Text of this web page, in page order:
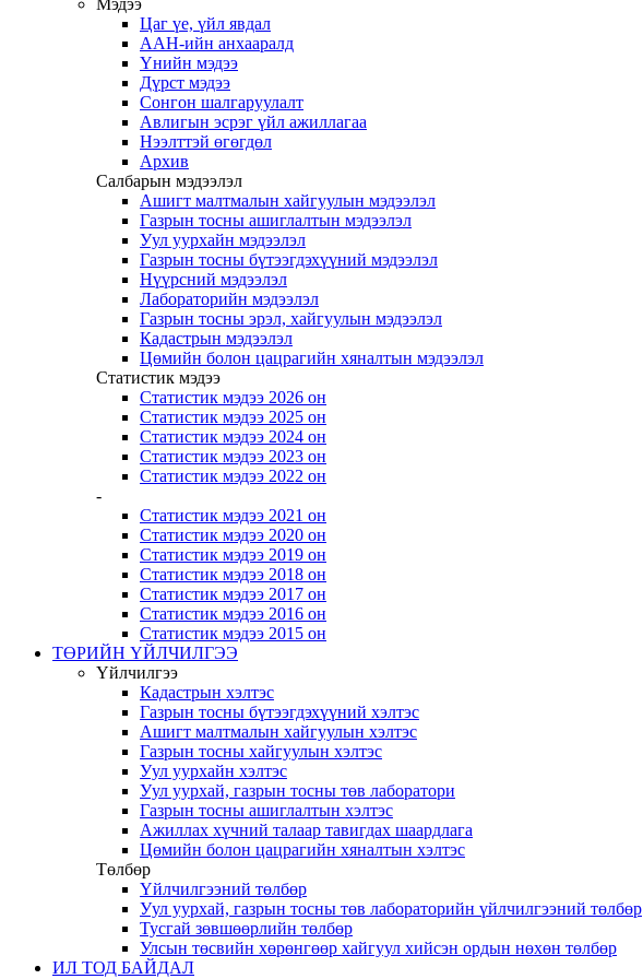
Мэдээ
Цаг үе, үйл явдал
ААН-ийн анхааралд
Үнийн мэдээ
Дүрст мэдээ
Сонгон шалгаруулалт
Авлигын эсрэг үйл ажиллагаа
Нээлттэй өгөгдөл
Архив
Салбарын мэдээлэл
Ашигт малтмалын хайгуулын мэдээлэл
Газрын тосны ашиглалтын мэдээлэл
Уул уурхайн мэдээлэл
Газрын тосны бүтээгдэхүүний мэдээлэл
Нүүрсний мэдээлэл
Лабораторийн мэдээлэл
Газрын тосны эрэл, хайгуулын мэдээлэл
Кадастрын мэдээлэл
Цөмийн болон цацрагийн хяналтын мэдээлэл
Статистик мэдээ
Статистик мэдээ 2026 он
Статистик мэдээ 2025 он
Статистик мэдээ 2024 он
Статистик мэдээ 2023 он
Статистик мэдээ 2022 он
-
Статистик мэдээ 2021 он
Статистик мэдээ 2020 он
Статистик мэдээ 2019 он
Статистик мэдээ 2018 он
Статистик мэдээ 2017 он
Статистик мэдээ 2016 он
Статистик мэдээ 2015 он
ТӨРИЙН ҮЙЛЧИЛГЭЭ
Үйлчилгээ
Кадастрын хэлтэс
Газрын тосны бүтээгдэхүүний хэлтэс
Ашигт малтмалын хайгуулын хэлтэс
Газрын тосны хайгуулын хэлтэс
Уул уурхайн хэлтэс
Уул уурхай, газрын тосны төв лаборатори
Газрын тосны ашиглалтын хэлтэс
Ажиллах хүчний талаар тавигдах шаардлага
Цөмийн болон цацрагийн хяналтын хэлтэс
Төлбөр
Үйлчилгээний төлбөр
Уул уурхай, газрын тосны төв лабораторийн үйлчилгээний төлбөр
Тусгай зөвшөөрлийн төлбөр
Улсын төсвийн хөрөнгөөр хайгуул хийсэн ордын нөхөн төлбөр
ИЛ ТОД БАЙДАЛ